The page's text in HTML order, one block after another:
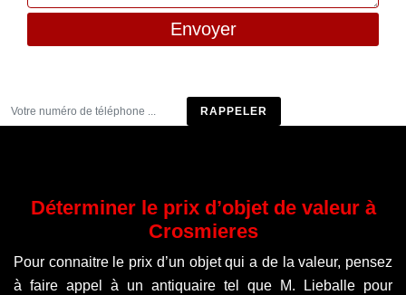
Déterminer le prix d’objet de valeur à
Crosmieres
Pour connaitre le prix d’un objet qui a de la valeur, pensez
à faire appel à un antiquaire tel que M. Lieballe pour